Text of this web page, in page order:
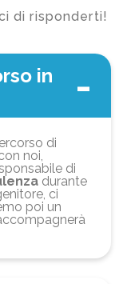
di risponderti!
in
di
noi,
di
durante
ci
poi un